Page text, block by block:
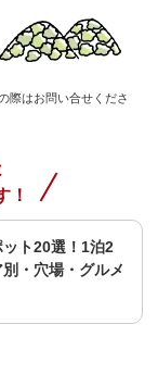
際はお問い合せくださ
！
ト20選！1泊2
・穴場・グルメ